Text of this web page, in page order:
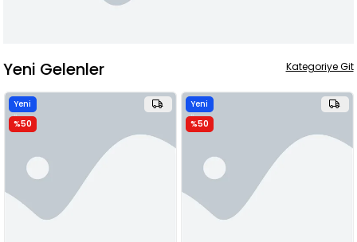
Yeni Gelenler
Yeni
Ürün
%50
Yeni
Ürün
%50
Kategoriye Git